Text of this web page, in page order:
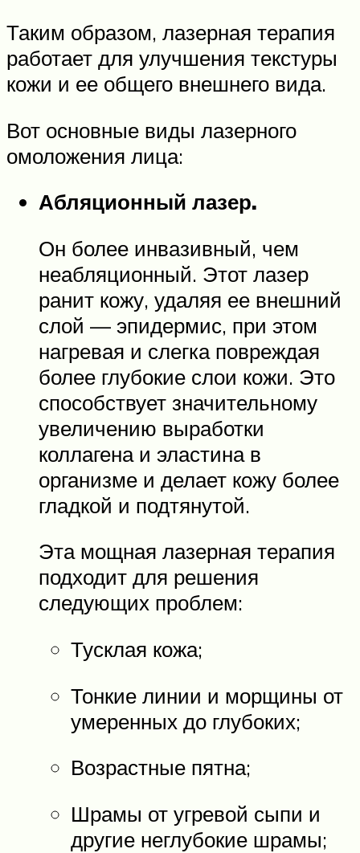
Таким образом, лазерная терапия
работает для улучшения текстуры
кожи и ее общего внешнего вида.
Вот основные виды лазерного
омоложения лица:
Абляционный лазер.
Он более инвазивный, чем
неабляционный. Этот лазер
ранит кожу, удаляя ее внешний
слой — эпидермис, при этом
нагревая и слегка повреждая
более глубокие слои кожи. Это
способствует значительному
увеличению выработки
коллагена и эластина в
организме и делает кожу более
гладкой и подтянутой.
Эта мощная лазерная терапия
подходит для решения
следующих проблем:
Тусклая кожа;
Тонкие линии и морщины от
умеренных до глубоких;
Возрастные пятна;
Шрамы от угревой сыпи и
другие неглубокие шрамы;